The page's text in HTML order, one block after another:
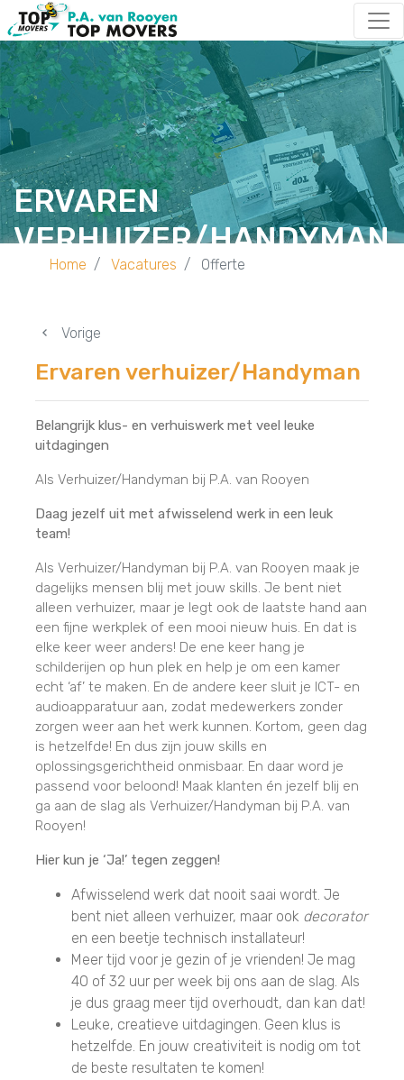
ERVAREN
VERHUIZER/HANDYMAN
Home Vacatures Offerte
Vorige
Ervaren verhuizer/Handyman
Belangrijk klus- en verhuiswerk met veel leuke
uitdagingen
Als Verhuizer/Handyman bij P.A. van Rooyen
Daag jezelf uit met afwisselend werk in een leuk
team!
Als Verhuizer/Handyman bij P.A. van Rooyen maak je
dagelijks mensen blij met jouw skills. Je bent niet
alleen verhuizer, maar je legt ook de laatste hand aan
een fijne werkplek of een mooi nieuw huis. En dat is
elke keer weer anders! De ene keer hang je
schilderijen op hun plek en help je om een kamer
echt ‘af’ te maken. En de andere keer sluit je ICT- en
audioapparatuur aan, zodat medewerkers zonder
zorgen weer aan het werk kunnen. Kortom, geen dag
is hetzelfde! En dus zijn jouw skills en
oplossingsgerichtheid onmisbaar. En daar word je
passend voor beloond! Maak klanten én jezelf blij en
ga aan de slag als Verhuizer/Handyman bij P.A. van
Rooyen!
Hier kun je ‘Ja!’ tegen zeggen!
Afwisselend werk dat nooit saai wordt. Je
bent niet alleen verhuizer, maar ook decorator
en een beetje technisch installateur!
Meer tijd voor je gezin of je vrienden! Je mag
40 of 32 uur per week bij ons aan de slag. Als
je dus graag meer tijd overhoudt, dan kan dat!
Leuke, creatieve uitdagingen. Geen klus is
hetzelfde. En jouw creativiteit is nodig om tot
de beste resultaten te komen!